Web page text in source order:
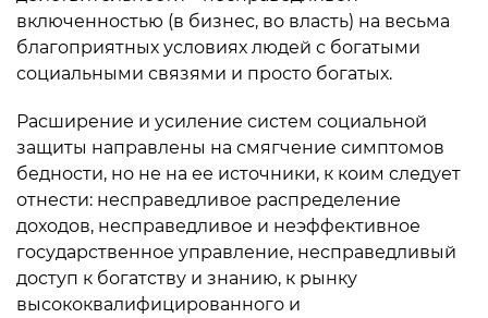
включенностью (в бизнес, во власть) на весьма
благоприятных условиях людей с богатыми
социальными связями и просто богатых.
Расширение и усиление систем социальной
защиты направлены на смягчение симптомов
бедности, но не на ее источники, к коим следует
отнести: несправедливое распределение
доходов, несправедливое и неэффективное
государственное управление, несправедливый
доступ к богатству и знанию, к рынку
высококвалифицированного и